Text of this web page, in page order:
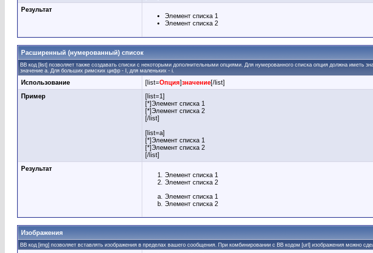
Результат
Элемент списка 1
Элемент списка 2
Расширенный (нумерованный) список
BB код [list] позволяет также создавать списки с некоторыми дополнительными опциями. Для нумерованного списка опция должна иметь
значение а. Для больших римских цифр - I, для маленьких - i.
Использование [list=Опция]значение[/list]
Пример
[list=1]
[*]Элемент списка 1
[*]Элемент списка 2
[/list]
[list=a]
[*]Элемент списка 1
[*]Элемент списка 2
[/list]
Результат
Элемент списка 1
Элемент списка 2
Элемент списка 1
Элемент списка 2
Изображения
BB код [img] позволяет вставлять изображения в пределах вашего сообщения. При комбинировании с BB кодом [url] изображения можно